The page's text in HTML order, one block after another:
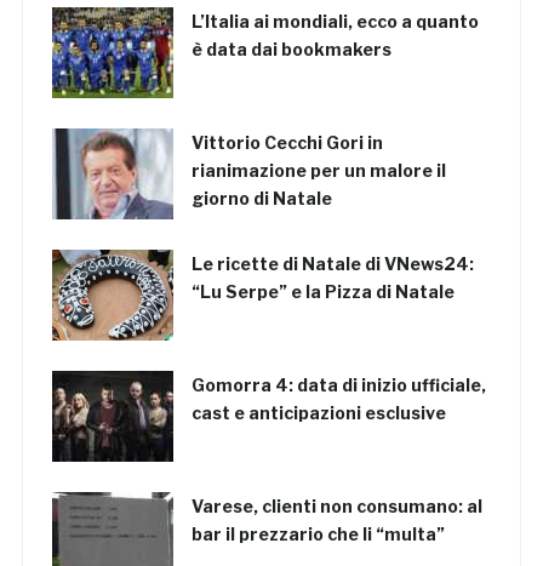
L’Italia ai mondiali, ecco a quanto
è data dai bookmakers
Vittorio Cecchi Gori in
rianimazione per un malore il
giorno di Natale
Le ricette di Natale di VNews24:
“Lu Serpe” e la Pizza di Natale
Gomorra 4: data di inizio ufficiale,
cast e anticipazioni esclusive
Varese, clienti non consumano: al
bar il prezzario che li “multa”